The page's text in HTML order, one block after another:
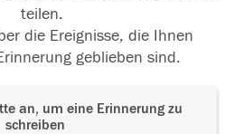
teilen.
die Ereignisse, die Ihnen
geblieben sind.
an, um eine Erinnerung zu
schreiben